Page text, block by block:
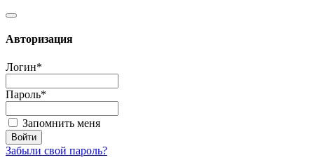
Авторизация
Логин*
Пароль*
Запомнить меня
Забыли свой пароль?